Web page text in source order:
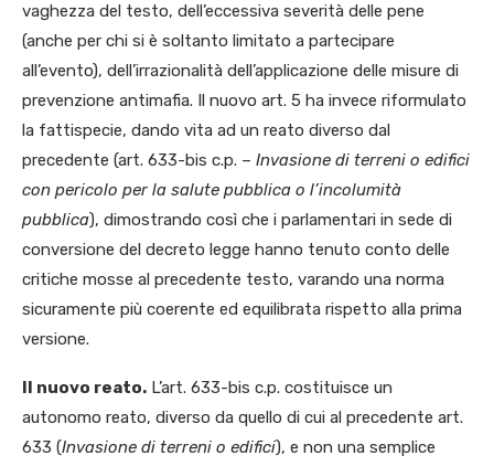
vaghezza del testo, dell’eccessiva severità delle pene
(anche per chi si è soltanto limitato a partecipare
all’evento), dell’irrazionalità dell’applicazione delle misure di
prevenzione antimafia. Il nuovo art. 5 ha invece riformulato
la fattispecie, dando vita ad un reato diverso dal
precedente (art. 633-bis c.p. – Invasione di terreni o edifici
con pericolo per la salute pubblica o l’incolumità
pubblica), dimostrando così che i parlamentari in sede di
conversione del decreto legge hanno tenuto conto delle
critiche mosse al precedente testo, varando una norma
sicuramente più coerente ed equilibrata rispetto alla prima
versione.
Il nuovo reato. L’art. 633-bis c.p. costituisce un
autonomo reato, diverso da quello di cui al precedente art.
633 (Invasione di terreni o edifici), e non una semplice